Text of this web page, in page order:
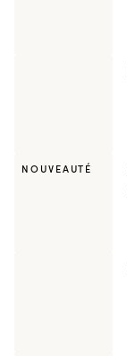
NOUVEAUTÉ